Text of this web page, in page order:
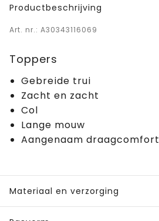
Productbeschrijving
Art. nr.: A30343116069
Toppers
Gebreide trui
Zacht en zacht
Col
Lange mouw
Aangenaam draagcomfort
Materiaal en verzorging